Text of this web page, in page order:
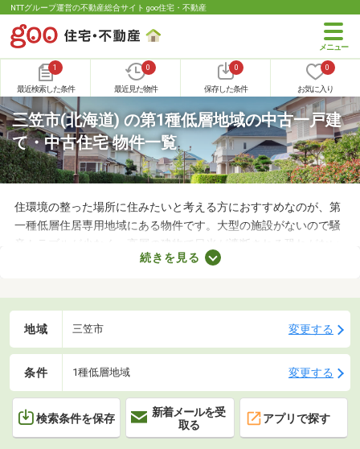
NTTグループ運営の不動産総合サイト goo住宅・不動産
1
最近検索した条件
0
最近見た物件
0
保存した条件
0
お気に入り
三笠市(北海道) の第1種低層地域の中古一戸建
て・中古住宅 物件一覧
住環境の整った場所に住みたいと考える方におすすめなのが、第
一種低層住居専用地域にある物件です。大型の施設がないので騒
音トラブルが少なく、高層の建物で日光が遮断される恐れがない
ことから、住環境に優れたエリアです。住みやすい土地ではある
も購入費用を抑えられる中古の一戸建てを紹介します。
続きを見る
地域 三笠市 変更する
条件 1種低層地域 変更する
検索条件を保存
新着メールを受
取る
アプリで探す